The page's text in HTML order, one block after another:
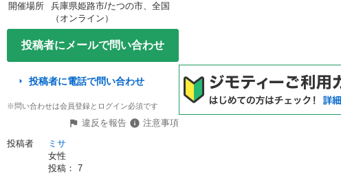
開催場所
兵庫県姫路市/たつの市、全国
（オンライン）
投稿者にメールで問い合わせ
投稿者に電話で問い合わせ
※問い合わせは会員登録とログイン必須です
違反を報告
注意事項
投稿者
ミサ
女性
投稿： 7